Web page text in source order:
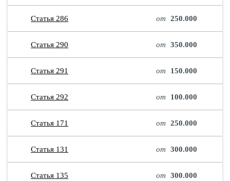
Статья 286 от 250.000
Статья 290 от 350.000
Статья 291 от 150.000
Статья 292 от 100.000
Статья 171 от 250.000
Статья 131 от 300.000
Статья 135 от 300.000